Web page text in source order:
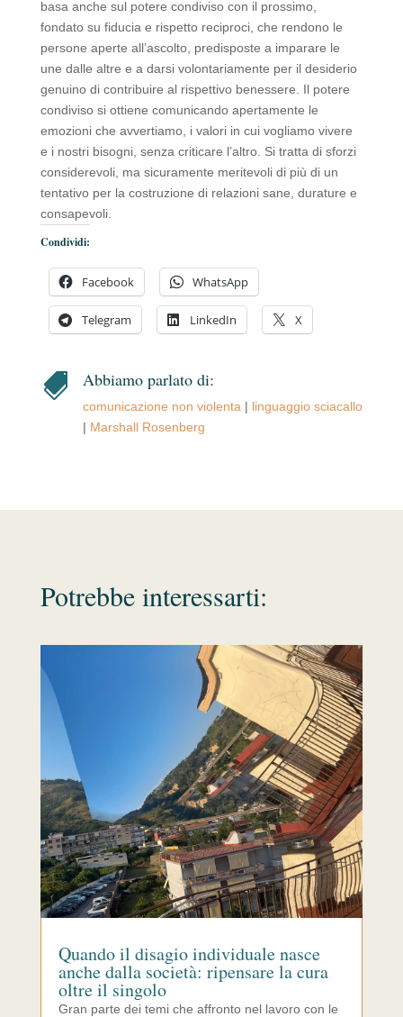
basa anche sul potere condiviso con il prossimo,
fondato su fiducia e rispetto reciproci, che rendono le
persone aperte all’ascolto, predisposte a imparare le
une dalle altre e a darsi volontariamente per il desiderio
genuino di contribuire al rispettivo benessere. Il potere
condiviso si ottiene comunicando apertamente le
emozioni che avvertiamo, i valori in cui vogliamo vivere
e i nostri bisogni, senza criticare l’altro. Si tratta di sforzi
considerevoli, ma sicuramente meritevoli di più di un
tentativo per la costruzione di relazioni sane, durature e
consapevoli.
Condividi:
Facebook WhatsApp
Telegram LinkedIn X
 Abbiamo parlato di:
comunicazione non violenta | linguaggio sciacallo
| Marshall Rosenberg
Potrebbe interessarti:
Quando il disagio individuale nasce
anche dalla società: ripensare la cura
oltre il singolo
Gran parte dei temi che affronto nel lavoro con le